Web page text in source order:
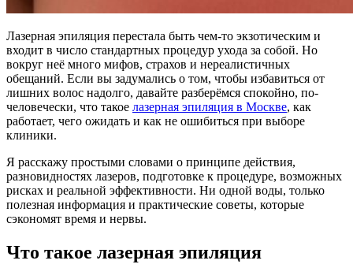
Лазерная эпиляция перестала быть чем-то экзотическим и
входит в число стандартных процедур ухода за собой. Но
вокруг неё много мифов, страхов и нереалистичных
обещаний. Если вы задумались о том, чтобы избавиться от
лишних волос надолго, давайте разберёмся спокойно, по-
человечески, что такое лазерная эпиляция в Москве, как
работает, чего ожидать и как не ошибиться при выборе
клиники.
Я расскажу простыми словами о принципе действия,
разновидностях лазеров, подготовке к процедуре, возможных
рисках и реальной эффективности. Ни одной воды, только
полезная информация и практические советы, которые
сэкономят время и нервы.
Что такое лазерная эпиляция